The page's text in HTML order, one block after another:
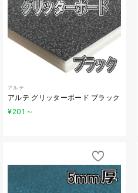
アルテ
アルテ グリッターボード ブラック
¥201 ～